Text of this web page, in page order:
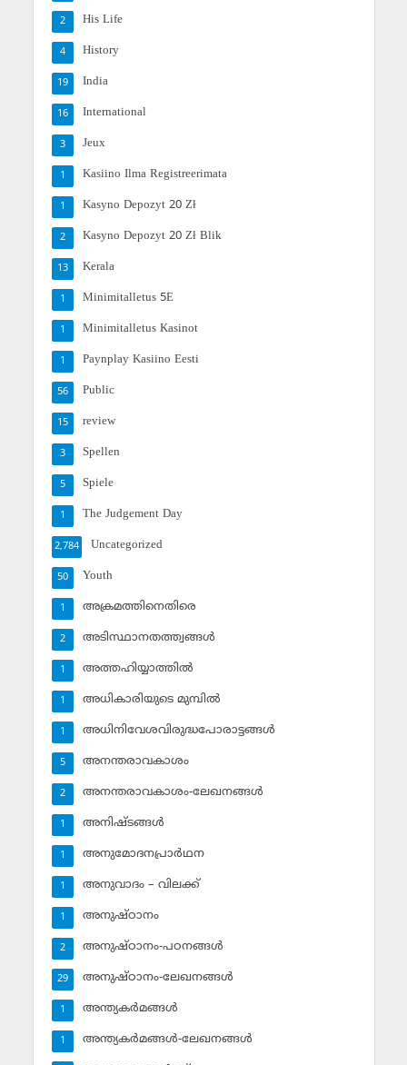
His Life
2
History
4
India
19
International
16
Jeux
3
Kasiino Ilma Registreerimata
1
Kasyno Depozyt 20 Zł
1
Kasyno Depozyt 20 Zł Blik
2
Kerala
13
Minimitalletus 5E
1
Minimitalletus Kasinot
1
Paynplay Kasiino Eesti
1
Public
56
review
15
Spellen
3
Spiele
5
The Judgement Day
1
Uncategorized
2,784
Youth
50
അക്രമത്തിനെതിരെ
1
അടിസ്ഥാനതത്ത്വങ്ങള്‍
2
അത്തഹിയ്യാത്തില്‍
1
അധികാരിയുടെ മുമ്പില്‍
1
അധിനിവേശവിരുദ്ധപോരാട്ടങ്ങള്‍
1
അനന്തരാവകാശം
5
അനന്തരാവകാശം-ലേഖനങ്ങള്‍
2
അനിഷ്ടങ്ങള്‍
1
അനുമോദനപ്രാര്‍ഥന
1
അനുവാദം – വിലക്ക്‌
1
അനുഷ്ഠാനം
1
അനുഷ്ഠാനം-പഠനങ്ങള്‍
2
അനുഷ്ഠാനം-ലേഖനങ്ങള്‍
29
അന്ത്യകര്‍മങ്ങള്‍
1
അന്ത്യകര്‍മങ്ങള്‍-ലേഖനങ്ങള്‍
1